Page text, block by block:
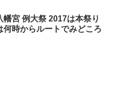
幡宮 例大祭 2017は本祭り
何時からルートでみどころ